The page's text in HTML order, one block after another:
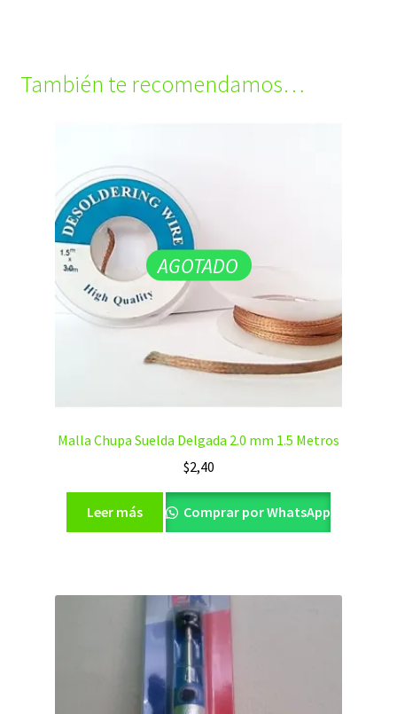
También te recomendamos…
AGOTADO
Malla Chupa Suelda Delgada 2.0 mm 1.5 Metros
$2,40
Leer más Comprar por WhatsApp